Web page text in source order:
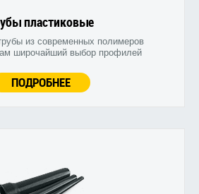
пластиковые
из современных полимеров
широчайший выбор профилей
ПОДРОБНЕЕ